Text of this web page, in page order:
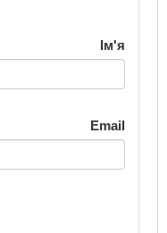
Ім'я
Email